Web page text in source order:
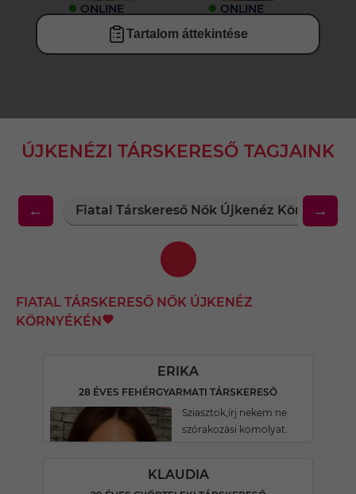
ONLINE ONLINE
Tartalom áttekintése
ÚJKENÉZI TÁRSKERESŐ TAGJAINK
← Fiatal Társkereső Nők Újkenéz Környékén
→
FIATAL TÁRSKERESŐ NŐK ÚJKENÉZ
KÖRNYÉKÉN
ERIKA
28 ÉVES FEHÉRGYARMATI TÁRSKERESŐ
Sziasztok,írj nekem ne
szórakozási komolyat.
KLAUDIA